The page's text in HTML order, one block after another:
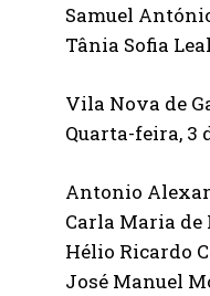
Samuel
Tânia Sofia Leal
Vila Nova de
Quarta-feira, 3
Antonio
Carla Maria de
Hélio Ricardo
José Manuel